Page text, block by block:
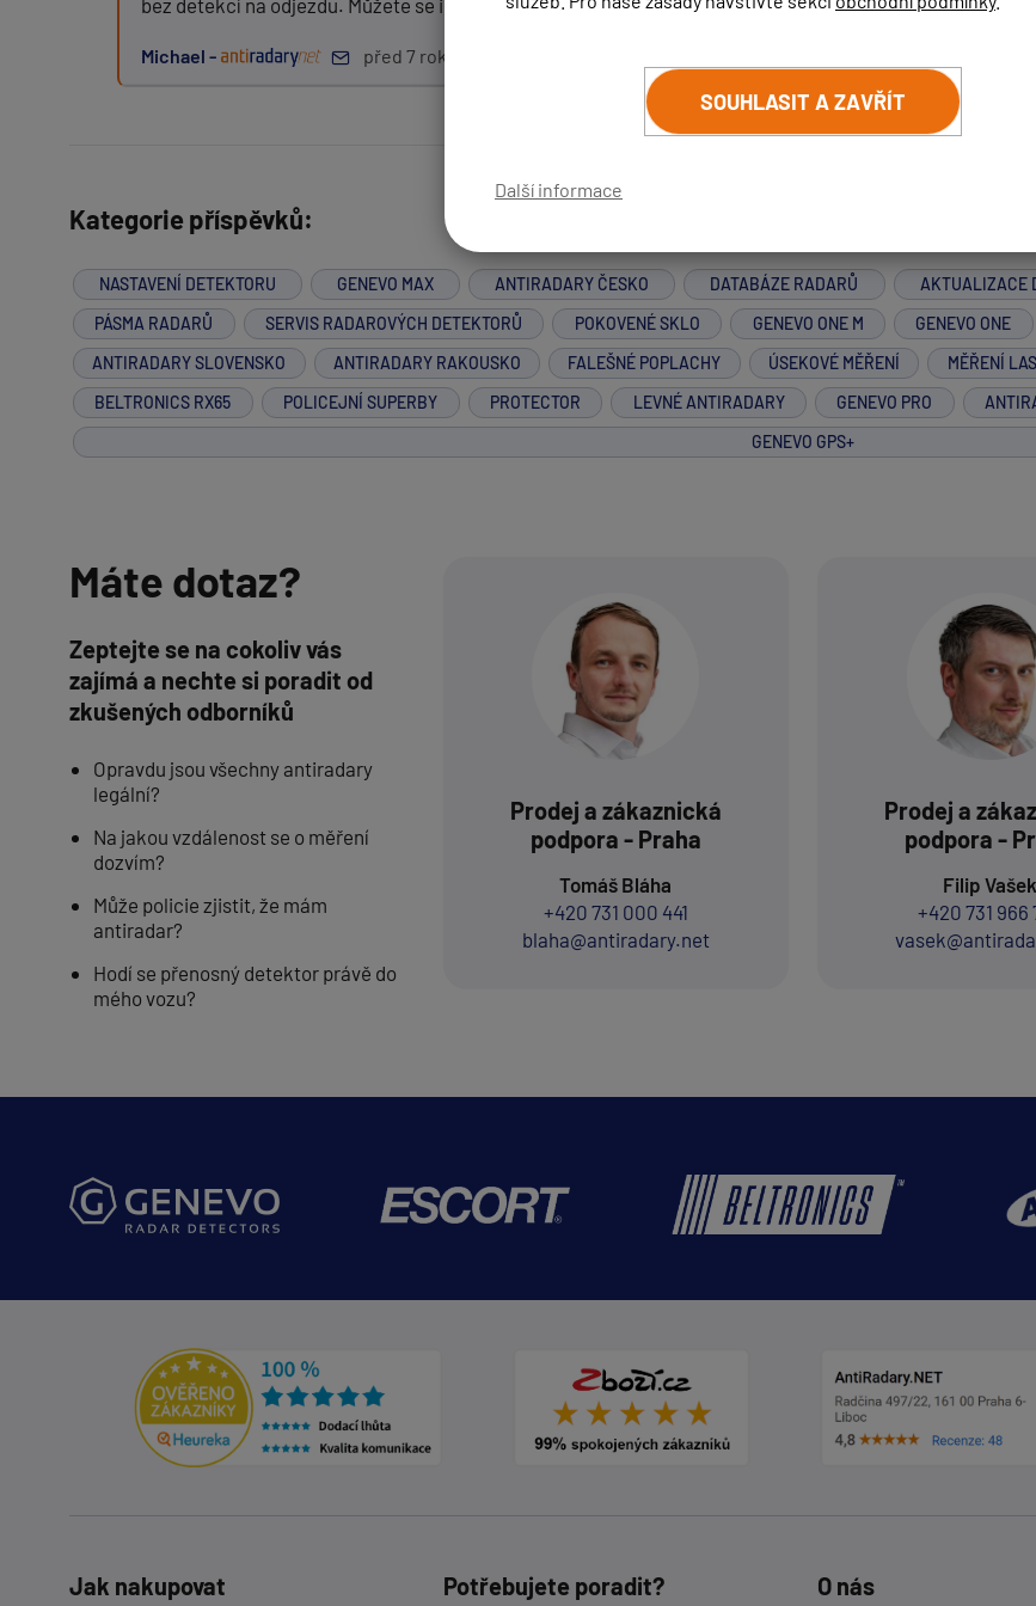
SOUHLASIT A ZAVŘÍT
Další informace
PŘIDAT PŘÍSPĚVEK
bez detekcí na odjezdu. Můžete se i podívat na srovnánív tomto videu.Doporučit ho tedy určitě nemůžu.
Michael - před 7 roky
Kategorie příspěvků:
NASTAVENÍ DETEKTORU GENEVO MAX ANTIRADARY ČESKO DATABÁZE RADARŮ AKTUALIZACE
PÁSMA RADARŮ
SERVIS RADAROVÝCH DETEKTORŮ POKOVENÉ SKLO GENEVO ONE M GENEVO ONE
ANTIRADARY SLOVENSKO
ANTIRADARY RAKOUSKO FALEŠNÉ POPLACHY ÚSEKOVÉ MĚŘENÍ MĚŘENÍ
BELTRONICS RX65
POLICEJNÍ SUPERBY PROTECTOR LEVNÉ ANTIRADARY GENEVO PRO
GENEVO GPS+
Máte dotaz?
Zeptejte se na cokoliv vás
zajímá a nechte si poradit od
zkušených odborníků
Opravdu jsou všechny antiradary
legální?
Na jakou vzdálenost se o měření
dozvím?
Může policie zjistit, že mám
antiradar?
Hodí se přenosný detektor právě do
mého vozu?
Prodej a zákaznická
podpora - Praha
Tomáš Bláha
+420 731 000 441
blaha@antiradary.net
Prodej a
podpora -
Filip Vašek
+420 731 966
Jak nakupovat Potřebujete poradit? O nás